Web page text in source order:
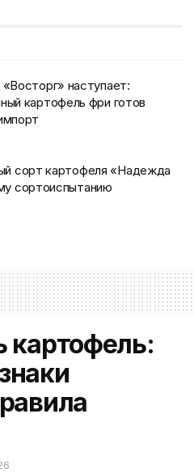
наступает:
картофель фри готов
сорт картофеля «Надежда
сортоиспытанию
картофель: